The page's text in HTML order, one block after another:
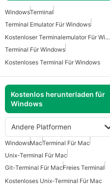
WindowsTerminal
Terminal Emulator Für Windows
Kostenloser Terminalemulator Für Windows
Terminal Für Windows
Kostenloses Terminal Für Windows
Kostenlos herunterladen für
Windows
Andere Platformen
WindowsMacTerminal Für Mac
Unix-Terminal Für Mac
Git-Terminal Für MacFreies Terminal
Kostenloses Unix-Terminal Für Mac